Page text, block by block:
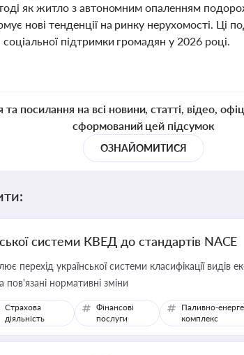
як житло з автономним опаленням
нові тенденції на ринку нерухомості. Ці
підтримки громадян у 2026 році.
посилання на всі новини, статті, відео,
сформований цей підсумок
ОЗНАЙОМИТИСЯ
системи КВЕД до стандартів NACE
перехід української системи класифікації видів
нормативні зміни
Страхова
діяльність
Фінансові
послуги
Паливно-
комплекс